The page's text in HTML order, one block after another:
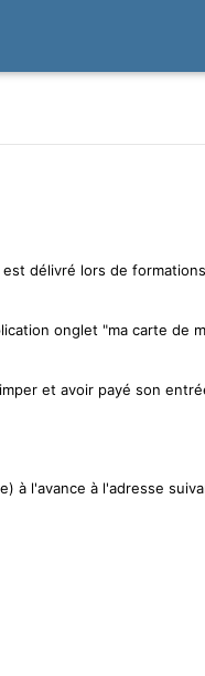
délivré lors de
onglet "ma carte de
et avoir payé son
à l'avance à l'adresse